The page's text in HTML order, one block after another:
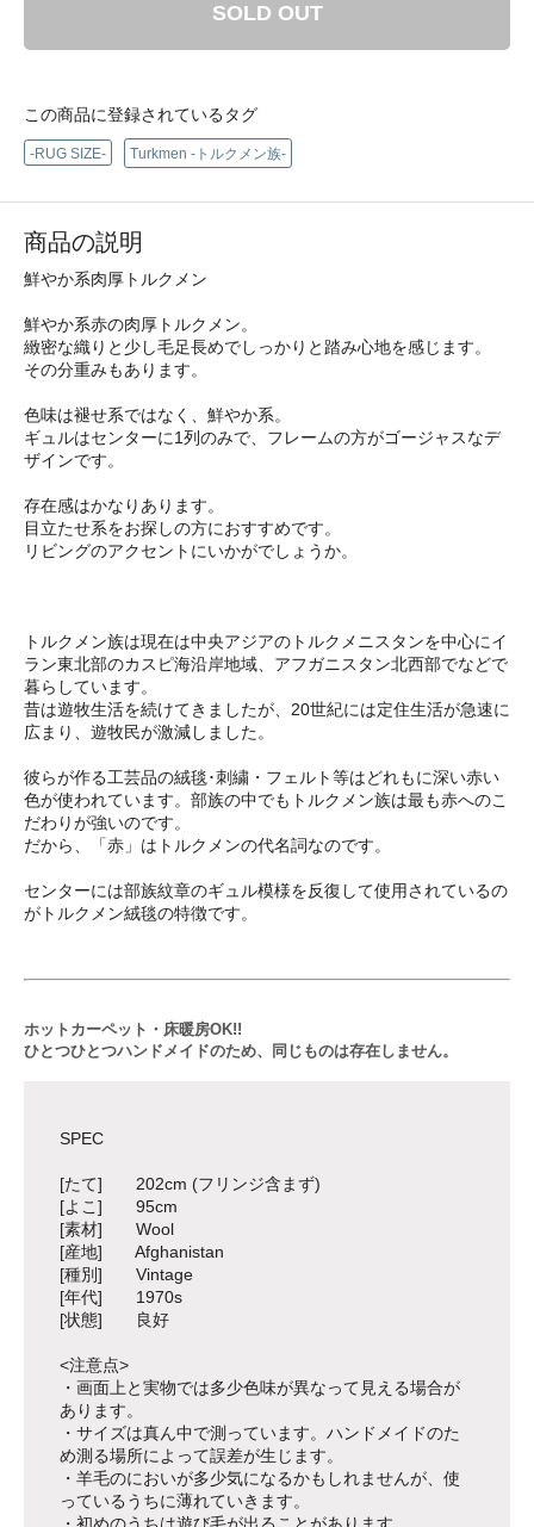
SOLD OUT
この商品に登録されているタグ
-RUG SIZE- Turkmen -トルクメン族-
商品の説明
鮮やか系肉厚トルクメン
鮮やか系赤の肉厚トルクメン。
緻密な織りと少し毛足長めでしっかりと踏み心地を感じます。
その分重みもあります。
色味は褪せ系ではなく、鮮やか系。
ギュルはセンターに1列のみで、フレームの方がゴージャスなデ
ザインです。
存在感はかなりあります。
目立たせ系をお探しの方におすすめです。
リビングのアクセントにいかがでしょうか。
トルクメン族は現在は中央アジアのトルクメニスタンを中心にイ
ラン東北部のカスピ海沿岸地域、アフガニスタン北西部でなどで
暮らしています。
昔は遊牧生活を続けてきましたが、20世紀には定住生活が急速に
広まり、遊牧民が激減しました。
彼らが作る工芸品の絨毯･刺繍・フェルト等はどれもに深い赤い
色が使われています。部族の中でもトルクメン族は最も赤へのこ
だわりが強いのです。
だから、「赤」はトルクメンの代名詞なのです。
センターには部族紋章のギュル模様を反復して使用されているの
がトルクメン絨毯の特徴です。
ホットカーペット・床暖房OK!!
ひとつひとつハンドメイドのため、同じものは存在しません。
SPEC
[たて] 202cm (フリンジ含まず)
[よこ] 95cm
[素材] Wool
[産地] Afghanistan
[種別] Vintage
[年代] 1970s
[状態] 良好
<注意点>
・画面上と実物では多少色味が異なって見える場合が
あります。
・サイズは真ん中で測っています。ハンドメイドのた
め測る場所によって誤差が生じます。
・羊毛のにおいが多少気になるかもしれませんが、使
っているうちに薄れていきます。